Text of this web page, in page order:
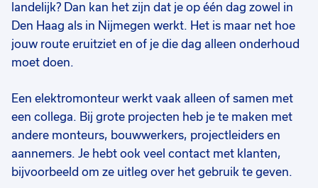
landelijk? Dan kan het zijn dat je op één dag zowel in
Den Haag als in Nijmegen werkt. Het is maar net hoe
jouw route eruitziet en of je die dag alleen onderhoud
moet doen.
Een elektromonteur werkt vaak alleen of samen met
een collega. Bij grote projecten heb je te maken met
andere monteurs, bouwwerkers, projectleiders en
aannemers. Je hebt ook veel contact met klanten,
bijvoorbeeld om ze uitleg over het gebruik te geven.